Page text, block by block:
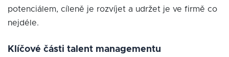
potenciálem, cíleně je rozvíjet a udržet je ve firmě co
nejdéle.
Klíčové části talent managementu